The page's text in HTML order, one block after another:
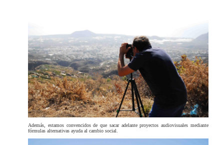
Además, estamos convencidos de que sacar adelante proyectos audiovisuales mediante
fórmulas alternativas ayuda al cambio social.